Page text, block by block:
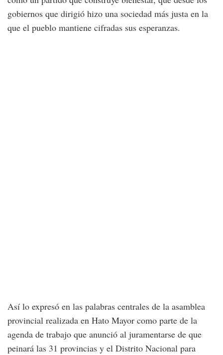
gobiernos que dirigió hizo una sociedad más justa en la
que el pueblo mantiene cifradas sus esperanzas.
Así lo expresó en las palabras centrales de la asamblea
provincial realizada en Hato Mayor como parte de la
agenda de trabajo que anunció al juramentarse de que
peinará las 31 provincias y el Distrito Nacional para